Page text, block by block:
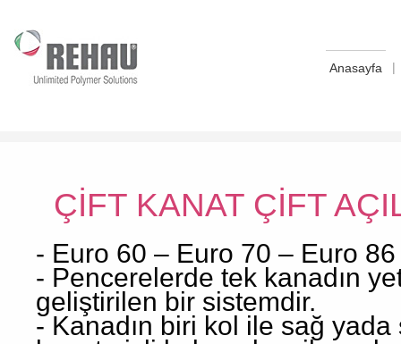
Anasayfa |
ÇİFT KANAT ÇİFT
- Euro 60 – Euro 70 – Euro
- Pencerelerde tek kanadın
geliştirilen bir sistemdir.
- Kanadın biri kol ile sağ